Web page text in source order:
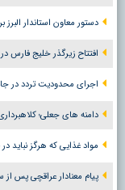
دستور معاون استاندار البرز برای واگذاری ۴۳۰۰
افتتاح زیرگذر خلیج فارس
اجرای محدودیت تردد در جاده
دامنه های جعلی؛
مواد غذایی که هرگز نباید
پیام معنادار عراقچی پس